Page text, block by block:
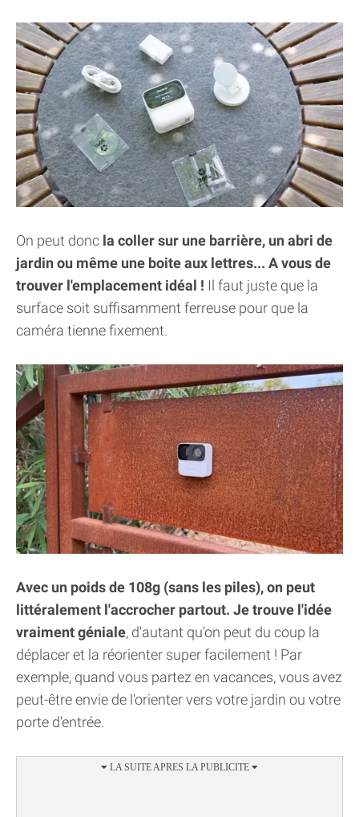
On peut donc la coller sur une barrière, un abri de
jardin ou même une boite aux lettres... A vous de
trouver l'emplacement idéal ! Il faut juste que la
surface soit suffisamment ferreuse pour que la
caméra tienne fixement.
Avec un poids de 108g (sans les piles), on peut
littéralement l'accrocher partout. Je trouve l'idée
vraiment géniale, d'autant qu'on peut du coup la
déplacer et la réorienter super facilement ! Par
exemple, quand vous partez en vacances, vous avez
peut-être envie de l'orienter vers votre jardin ou votre
porte d'entrée.